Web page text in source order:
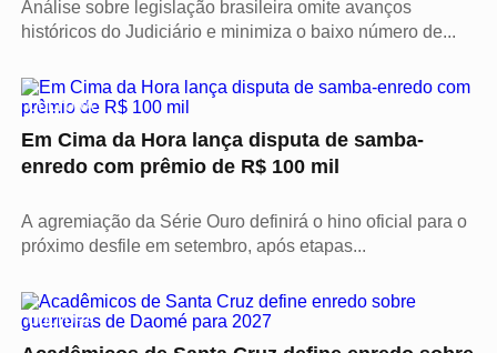
Análise sobre legislação brasileira omite avanços
históricos do Judiciário e minimiza o baixo número de...
CULTURA
Em Cima da Hora lança disputa de samba-
enredo com prêmio de R$ 100 mil
A agremiação da Série Ouro definirá o hino oficial para o
próximo desfile em setembro, após etapas...
CULTURA